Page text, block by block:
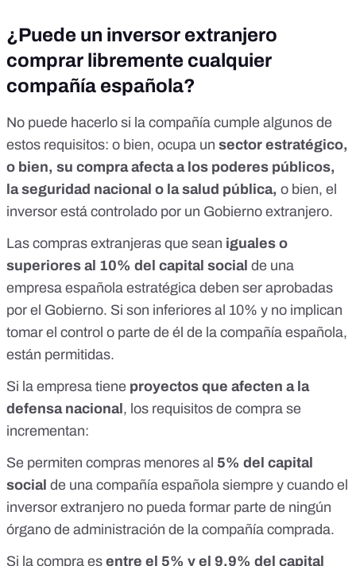
¿Puede un inversor extranjero
comprar libremente cualquier
compañía española?
No puede hacerlo si la compañía cumple algunos de
estos requisitos: o bien, ocupa un sector estratégico,
o bien, su compra afecta a los poderes públicos,
la seguridad nacional o la salud pública, o bien, el
inversor está controlado por un Gobierno extranjero.
Las compras extranjeras que sean iguales o
superiores al 10% del capital social de una
empresa española estratégica deben ser aprobadas
por el Gobierno. Si son inferiores al 10% y no implican
tomar el control o parte de él de la compañía española,
están permitidas.
Si la empresa tiene proyectos que afecten a la
defensa nacional , los requisitos de compra se
incrementan:
Se permiten compras menores al 5% del capital
social de una compañía española siempre y cuando el
inversor extranjero no pueda formar parte de ningún
órgano de administración de la compañía comprada.
Si la compra es entre el 5% y el 9,9% del capital